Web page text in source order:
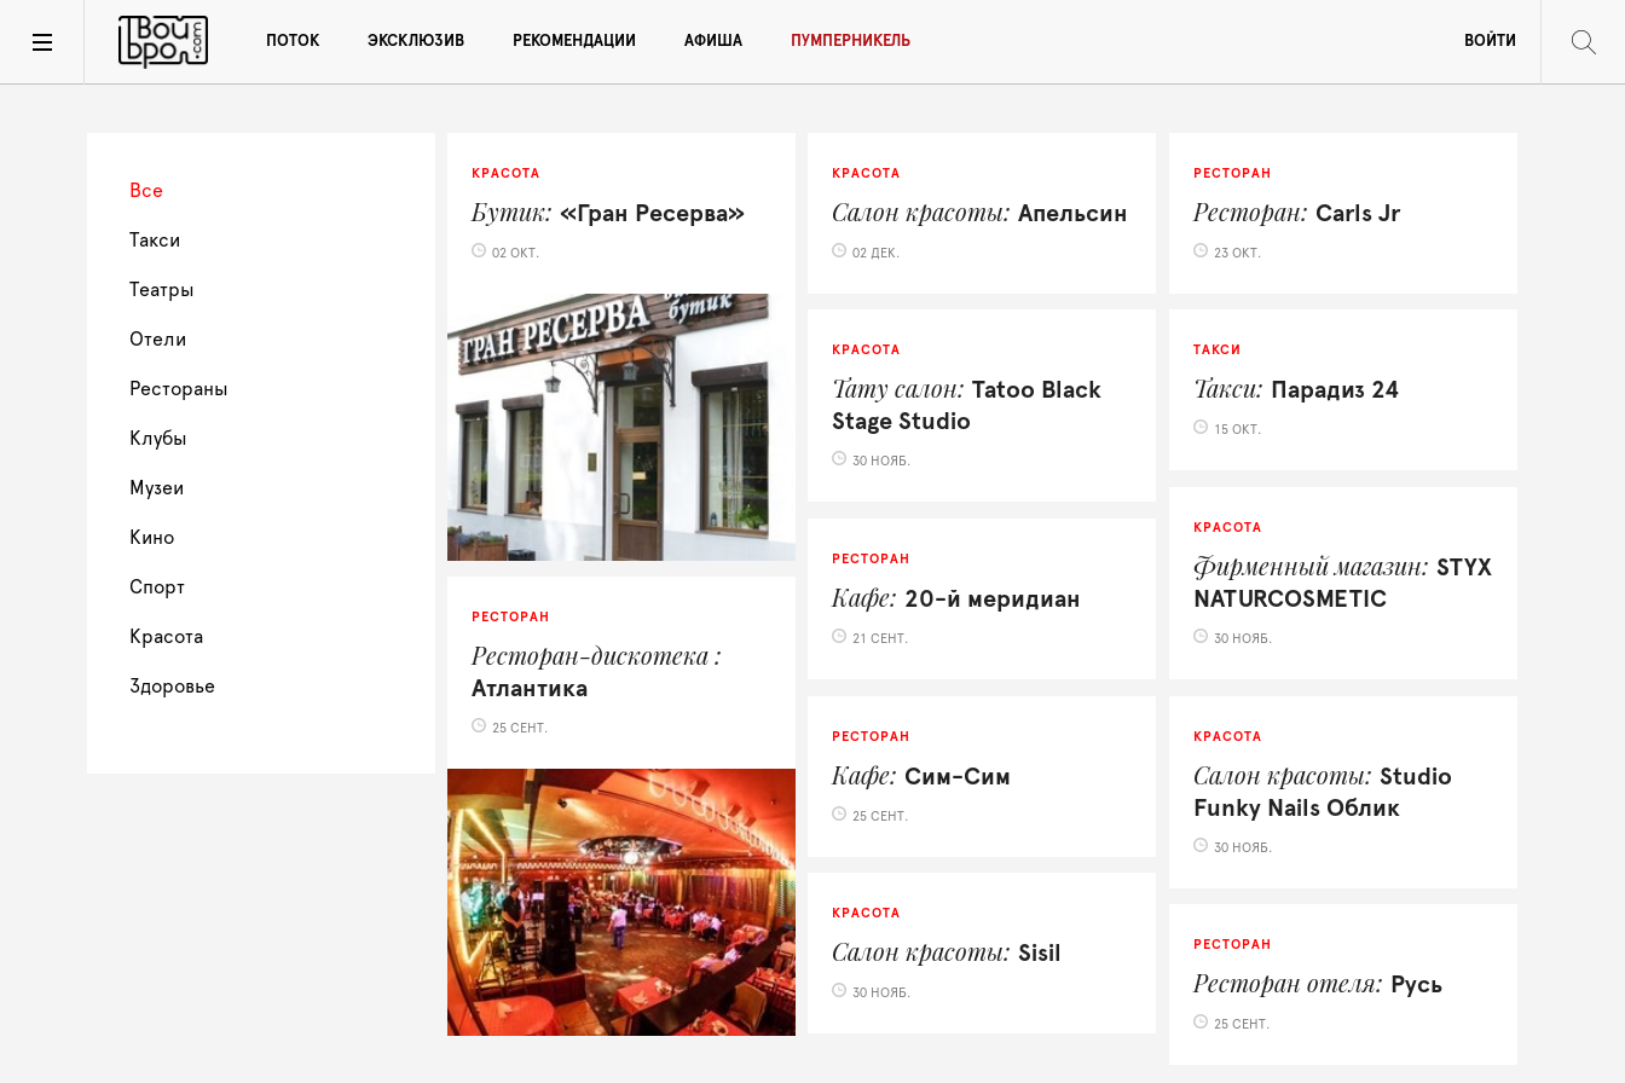
ПОТОК ЭКСКЛЮЗИВ РЕКОМЕНДАЦИИ АФИША ПУМПЕРНИКЕЛЬ ВОЙТИ
Все
Такси
Театры
Отели
Рестораны
Клубы
Музеи
Кино
Спорт
Красота
Здоровье
КРАСОТА
Бутик «Гран Ресерва»
02 ОКТ.
КРАСОТА
Салон красоты Апельсин
02 ДЕК.
РЕСТОРАН
Ресторан Carls Jr
23 ОКТ.
КРАСОТА
Тату салон Tatoo Black
Stage Studio
30 НОЯБ.
ТАКСИ
Такси Парадиз 24
15 ОКТ.
КРАСОТА
Фирменный магазин STYX
NATURCOSMETIC
30 НОЯБ.
РЕСТОРАН
Кафе 20-й меридиан
21 СЕНТ.
РЕСТОРАН
Ресторан-дискотека
Атлантика
25 СЕНТ.
РЕСТОРАН
Кафе Сим-Сим
25 СЕНТ.
КРАСОТА
Салон красоты Studio
Funky Nails Облик
30 НОЯБ.
КРАСОТА
Салон красоты Sisil
30 НОЯБ.
РЕСТОРАН
Ресторан отеля Русь
25 СЕНТ.